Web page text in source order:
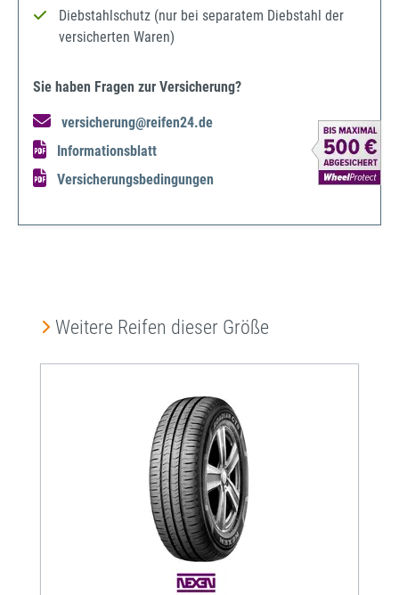
Diebstahlschutz (nur bei separatem Diebstahl der
versicherten Waren)
Sie haben Fragen zur Versicherung?
versicherung@reifen24.de
Informationsblatt
Versicherungsbedingungen
Produktgalerie überspringen
Weitere Reifen dieser Größe